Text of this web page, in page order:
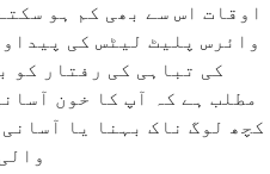
اوقات اس سے بھی کم ہو
وائرس پلیٹ لیٹس کی
کی تباہی کی رفتار کو
مطلب ہے کہ آپ کا خون
کچھ لوگ ناک بہنا یا